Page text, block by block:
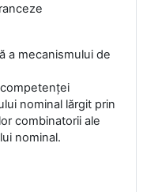
a mecanismului de
nominal lărgit prin
combinatorii ale
nominal.